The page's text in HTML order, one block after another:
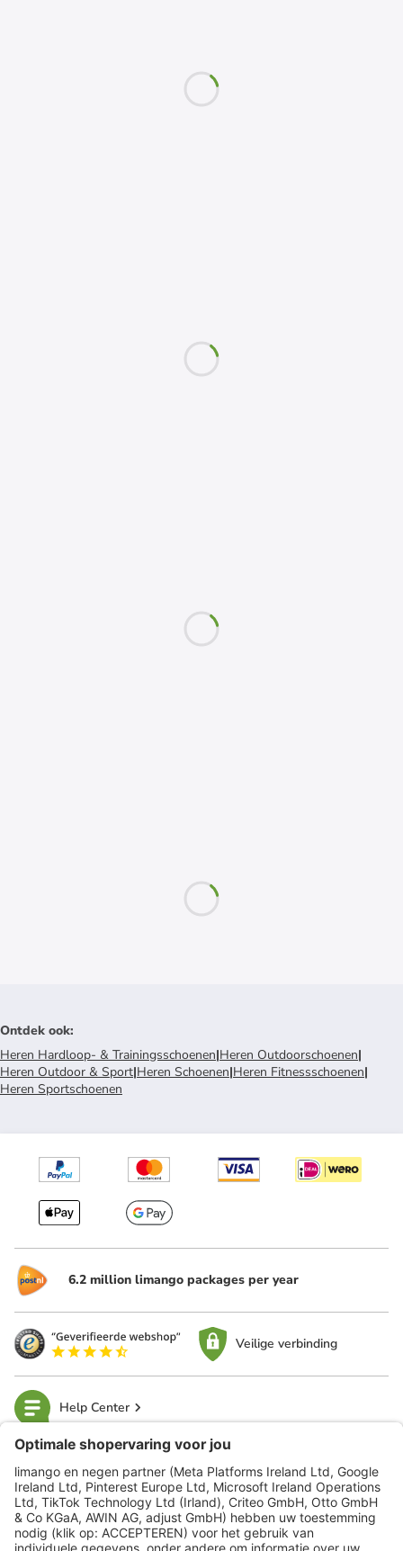
Ontdek ook:
Heren Hardloop- & Trainingsschoenen|Heren Outdoorschoenen|
Heren Outdoor & Sport|Heren Schoenen|Heren Fitnessschoenen|
Heren Sportschoenen
6.2 million limango packages per year
Veilige verbinding
Help Center
limango
Veilig winkelen